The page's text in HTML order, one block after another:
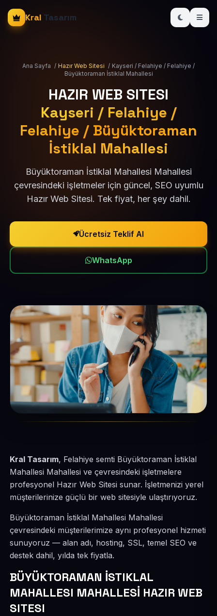
Kral Tasarım
Ana Sayfa / Hazır Web Sitesi / Kayseri / Felahiye / Felahiye /
Büyüktoraman İstiklal Mahallesi
HAZIR WEB SITESI
Kayseri / Felahiye /
Felahiye / Büyüktoraman
İstiklal Mahallesi
Büyüktoraman İstiklal Mahallesi Mahallesi
çevresindeki işletmeler için güncel, SEO uyumlu
Hazır Web Sitesi. Tek fiyat, her şey dahil.
Ücretsiz Teklif Al
WhatsApp
Kral Tasarım, Felahiye semti Büyüktoraman İstiklal
Mahallesi Mahallesi ve çevresindeki işletmelere
profesyonel Hazır Web Sitesi sunar. İşletmenizi yerel
müşterilerinize güçlü bir web sitesiyle ulaştırıyoruz.
Büyüktoraman İstiklal Mahallesi Mahallesi
çevresindeki müşterilerimize aynı profesyonel hizmeti
sunuyoruz — alan adı, hosting, SSL, temel SEO ve
destek dahil, yılda tek fiyatla.
BÜYÜKTORAMAN İSTIKLAL
MAHALLESI MAHALLESİ HAZIR WEB
SITESI